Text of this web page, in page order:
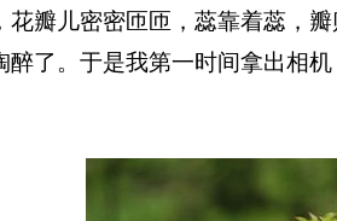
花瓣儿密密匝匝，蕊靠着蕊，
醉了。于是我第一时间拿出相